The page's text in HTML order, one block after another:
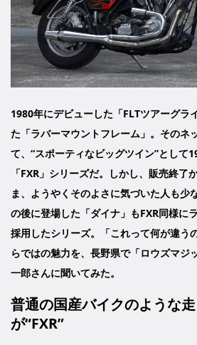
1980年にデビューした「FLTツアーグラ
た「ラバーマウントフレーム」。そのネ
て、“スポーティなビッグツイン”として
「FXR」シリーズだ。しかし、販売終了
ま、ようやくそのよさに気づいた人も少
の後に登場した「ダイナ」もFXR同様に
採用したシリーズ。「これって何が違う
らではの魅力を、長野県で「ロウズマジ
一郎さんに聞いてみた。
普通の国産バイクのような
が“FXR”